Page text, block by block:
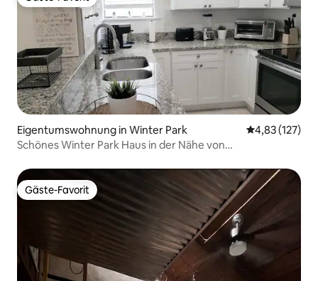
Gäste-Favorit
Eigentumswohnung in Winter Park
4,83 (127)
Schönes Winter Park Haus in der Nähe von
Gäste-Favorit
Gäste-Favorit